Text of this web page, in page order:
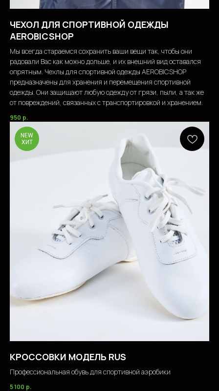
ЧЕХОЛ ДЛЯ СПОРТИВНОЙ ОДЕЖДЫ
AEROBICSHOP
Мы всегда стараемся сохранить ваши вещи так, чтобы они
радовали Вас как можно дольше, и их внешний вид оставался
опрятным. Чехлы для спортивной одежды AEROBICSHOP
предназначены для хранения и перемещения спортивной
одежды. Они защищают любую одежду от грязи, пыли, а так же
от повреждений, связанных с транспортировкой и хранением.
950 р.
NEW
ХИТ
КРОССОВКИ МОДЕЛЬ RUS
Профессиональная обувь для спортивной аэробики
5 100 р.